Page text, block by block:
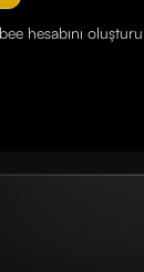
hesabını